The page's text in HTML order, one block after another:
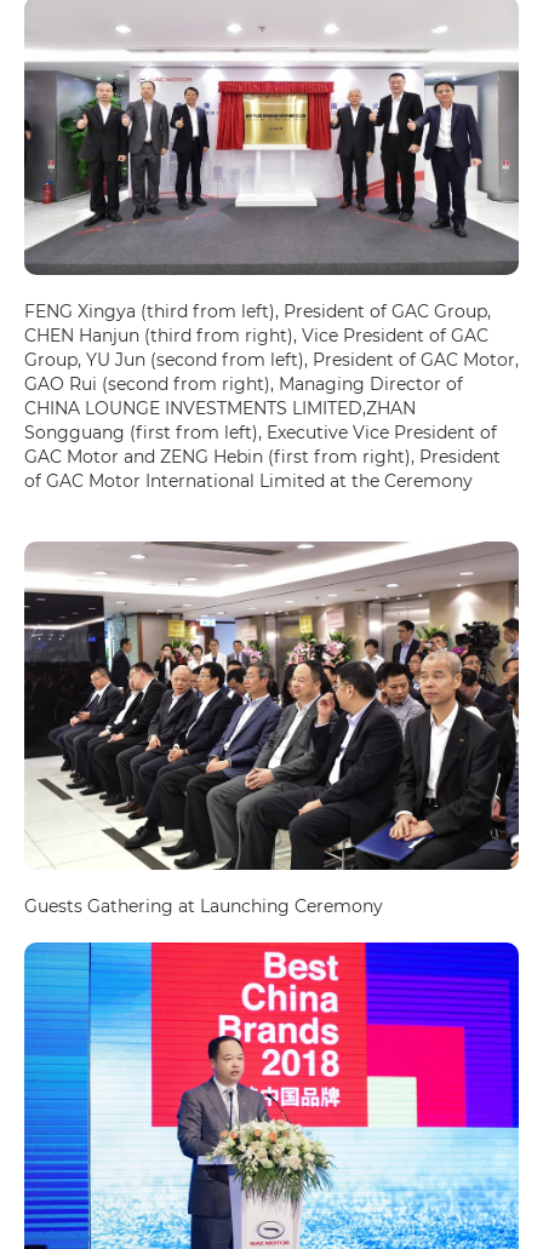
FENG Xingya (third from left), President of GAC Group,
CHEN Hanjun (third from right), Vice President of GAC
Group, YU Jun (second from left), President of GAC Motor,
GAO Rui (second from right), Managing Director of
CHINA LOUNGE INVESTMENTS LIMITED,ZHAN
Songguang (first from left), Executive Vice President of
GAC Motor and ZENG Hebin (first from right), President
of GAC Motor International Limited at the Ceremony
Guests Gathering at Launching Ceremony